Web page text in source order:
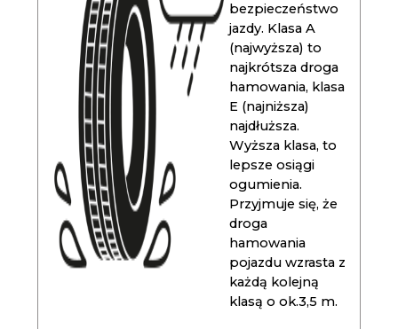
bezpieczeństwo
jazdy. Klasa A
(najwyższa) to
najkrótsza droga
hamowania, klasa
E (najniższa)
najdłuższa.
Wyższa klasa, to
lepsze osiągi
ogumienia.
Przyjmuje się, że
droga
hamowania
pojazdu wzrasta z
każdą kolejną
klasą o ok.3,5 m.